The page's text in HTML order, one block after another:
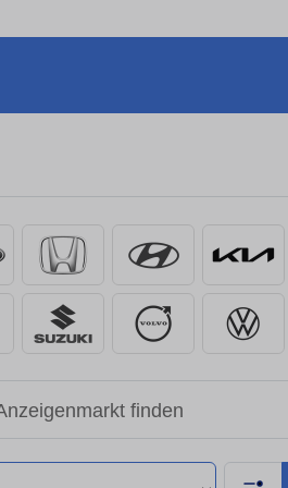
finden